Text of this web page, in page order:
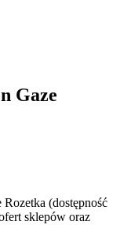
Gaze
(dostępność
sklepów oraz